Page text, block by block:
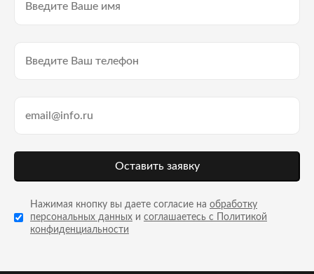
Оставить заявку
Нажимая кнопку вы даете согласие на обработку
персональных данных и соглашаетесь с Политикой
конфиденциальности